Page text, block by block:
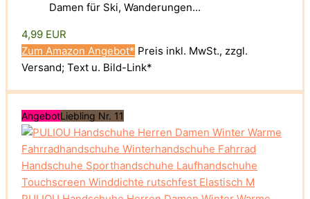
Damen für Ski, Wanderungen...
4,99 EUR
Zum Amazon Angebot* Preis inkl. MwSt., zzgl.
Versand; Text u. Bild-Link*
AngebotLiebling Nr. 11